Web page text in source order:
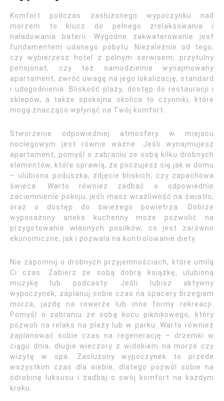
Komfort podczas zasłużonego wypoczynku nad
morzem to klucz do pełnego zrelaksowania i
naładowania baterii. Wygodne zakwaterowanie jest
fundamentem udanego pobytu. Niezależnie od tego,
czy wybierzesz hotel z pełnym serwisem, przytulny
pensjonat, czy też samodzielnie wynajmowany
apartament, zwróć uwagę na jego lokalizację, standard
i udogodnienia. Bliskość plaży, dostęp do restauracji i
sklepów, a także spokojna okolica to czynniki, które
mogą znacząco wpłynąć na Twój komfort.
Stworzenie odpowiedniej atmosfery w miejscu
noclegowym jest równie ważne. Jeśli wynajmujesz
apartament, pomyśl o zabraniu ze sobą kilku drobnych
elementów, które sprawią, że poczujesz się jak w domu
– ulubiona poduszka, zdjęcie bliskich, czy zapachowa
świeca. Warto również zadbać o odpowiednie
zaciemnienie pokoju, jeśli masz wrażliwość na światło,
oraz o dostęp do świeżego powietrza. Dobrze
wyposażony aneks kuchenny może pozwolić na
przygotowanie własnych posiłków, co jest zarówno
ekonomiczne, jak i pozwala na kontrolowanie diety.
Nie zapomnij o drobnych przyjemnościach, które umilą
Ci czas. Zabierz ze sobą dobrą książkę, ulubioną
muzykę lub podcasty. Jeśli lubisz aktywny
wypoczynek, zaplanuj sobie czas na spacery brzegiem
morza, jazdę na rowerze lub inne formy rekreacji.
Pomyśl o zabraniu ze sobą kocu piknikowego, który
pozwoli na relaks na plaży lub w parku. Warto również
zaplanować sobie czas na regenerację – drzemki w
ciągu dnia, długie wieczory z widokiem na morze czy
wizytę w spa. Zasłużony wypoczynek to przede
wszystkim czas dla siebie, dlatego pozwól sobie na
odrobinę luksusu i zadbaj o swój komfort na każdym
kroku.